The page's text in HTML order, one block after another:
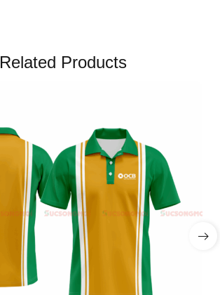
Related Products